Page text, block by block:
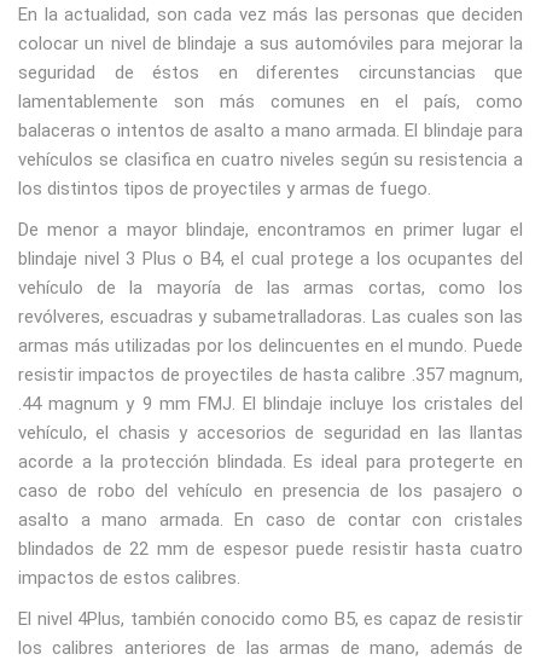
En la actualidad, son cada vez más las personas que deciden
colocar un nivel de blindaje a sus automóviles para mejorar la
seguridad de éstos en diferentes circunstancias que
lamentablemente son más comunes en el país, como
balaceras o intentos de asalto a mano armada. El blindaje para
vehículos se clasifica en cuatro niveles según su resistencia a
los distintos tipos de proyectiles y armas de fuego.
De menor a mayor blindaje, encontramos en primer lugar el
blindaje nivel 3 Plus o B4, el cual protege a los ocupantes del
vehículo de la mayoría de las armas cortas, como los
revólveres, escuadras y subametralladoras. Las cuales son las
armas más utilizadas por los delincuentes en el mundo. Puede
resistir impactos de proyectiles de hasta calibre .357 magnum,
.44 magnum y 9 mm FMJ. El blindaje incluye los cristales del
vehículo, el chasis y accesorios de seguridad en las llantas
acorde a la protección blindada. Es ideal para protegerte en
caso de robo del vehículo en presencia de los pasajero o
asalto a mano armada. En caso de contar con cristales
blindados de 22 mm de espesor puede resistir hasta cuatro
impactos de estos calibres.
El nivel 4Plus, también conocido como B5, es capaz de resistir
los calibres anteriores de las armas de mano, además de